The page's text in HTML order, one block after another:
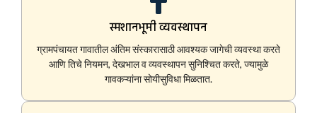
स्मशानभूमी व्यवस्थापन
ग्रामपंचायत गावातील अंतिम संस्कारासाठी आवश्यक जागेची व्यवस्था करते
आणि तिचे नियमन, देखभाल व व्यवस्थापन सुनिश्चित करते, ज्यामुळे
गावकऱ्यांना सोयीसुविधा मिळतात.